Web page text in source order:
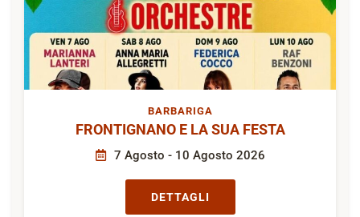
BARBARIGA
FRONTIGNANO E LA SUA FESTA
7 Agosto - 10 Agosto 2026
DETTAGLI